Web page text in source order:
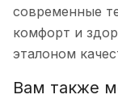
современные
комфорт и
эталоном
Вам также